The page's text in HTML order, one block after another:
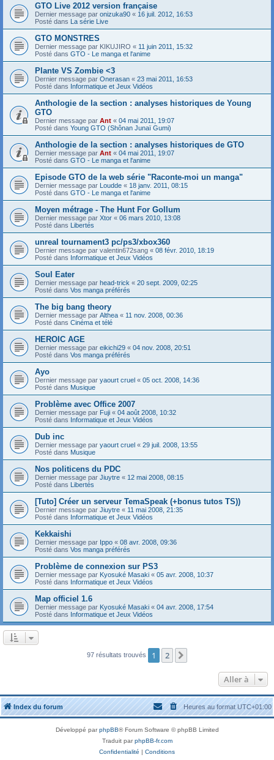
GTO Live 2012 version française
Dernier message par onizuka90 « 16 juil. 2012, 16:53
Posté dans La série Live
GTO MONSTRES
Dernier message par KIKUJIRO « 11 juin 2011, 15:32
Posté dans GTO - Le manga et l'anime
Plante VS Zombie <3
Dernier message par Onerasan « 23 mai 2011, 16:53
Posté dans Informatique et Jeux Vidéos
Anthologie de la section : analyses historiques de Young
GTO
Dernier message par Ant « 04 mai 2011, 19:07
Posté dans Young GTO (Shônan Junaï Gumi)
Anthologie de la section : analyses historiques de GTO
Dernier message par Ant « 04 mai 2011, 19:07
Posté dans GTO - Le manga et l'anime
Episode GTO de la web série "Raconte-moi un manga"
Dernier message par Loudde « 18 janv. 2011, 08:15
Posté dans GTO - Le manga et l'anime
Moyen métrage - The Hunt For Gollum
Dernier message par Xtor « 06 mars 2010, 13:08
Posté dans Libertés
unreal tournament3 pc/ps3/xbox360
Dernier message par valentin672sang « 08 févr. 2010, 18:19
Posté dans Informatique et Jeux Vidéos
Soul Eater
Dernier message par head-trick « 20 sept. 2009, 02:25
Posté dans Vos manga préférés
The big bang theory
Dernier message par Althea « 11 nov. 2008, 00:36
Posté dans Cinéma et télé
HEROIC AGE
Dernier message par eikichi29 « 04 nov. 2008, 20:51
Posté dans Vos manga préférés
Ayo
Dernier message par yaourt cruel « 05 oct. 2008, 14:36
Posté dans Musique
Problème avec Office 2007
Dernier message par Fuji « 04 août 2008, 10:32
Posté dans Informatique et Jeux Vidéos
Dub inc
Dernier message par yaourt cruel « 29 juil. 2008, 13:55
Posté dans Musique
Nos politicens du PDC
Dernier message par Jiuytre « 12 mai 2008, 08:15
Posté dans Libertés
[Tuto] Créer un serveur TemaSpeak (+bonus tutos TS))
Dernier message par Jiuytre « 11 mai 2008, 21:35
Posté dans Informatique et Jeux Vidéos
Kekkaishi
Dernier message par Ippo « 08 avr. 2008, 09:36
Posté dans Vos manga préférés
Problème de connexion sur PS3
Dernier message par Kyosuké Masaki « 05 avr. 2008, 10:37
Posté dans Informatique et Jeux Vidéos
Map officiel 1.6
Dernier message par Kyosuké Masaki « 04 avr. 2008, 17:54
Posté dans Informatique et Jeux Vidéos
97 résultats trouvés 1 2
Aller à
Index du forum Heures au formatUTC+01:00
Développé parphpBB® Forum Software © phpBB Limited
Traduit parphpBB-fr.com
Confidentialité | Conditions